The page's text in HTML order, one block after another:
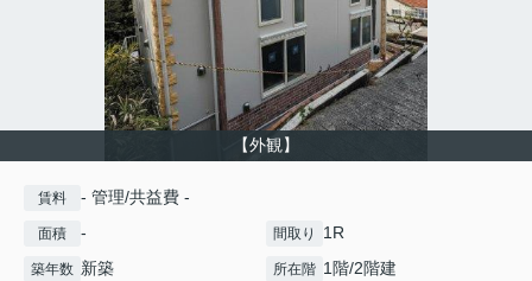
【外観】
賃料 - 管理/共益費 -
面積 - 間取り 1R
築年数 新築 所在階 1階/2階建